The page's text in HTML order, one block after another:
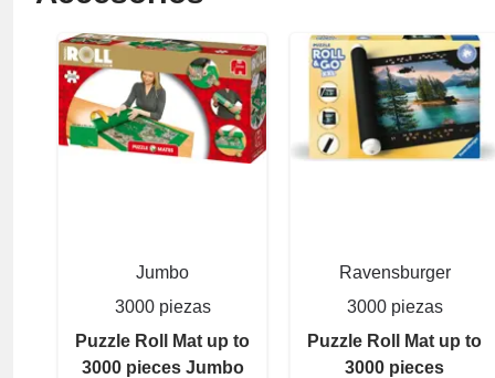
Jumbo
3000 piezas
Puzzle Roll Mat up to
3000 pieces Jumbo
Ravensburger
3000 piezas
Puzzle Roll Mat up to
3000 pieces